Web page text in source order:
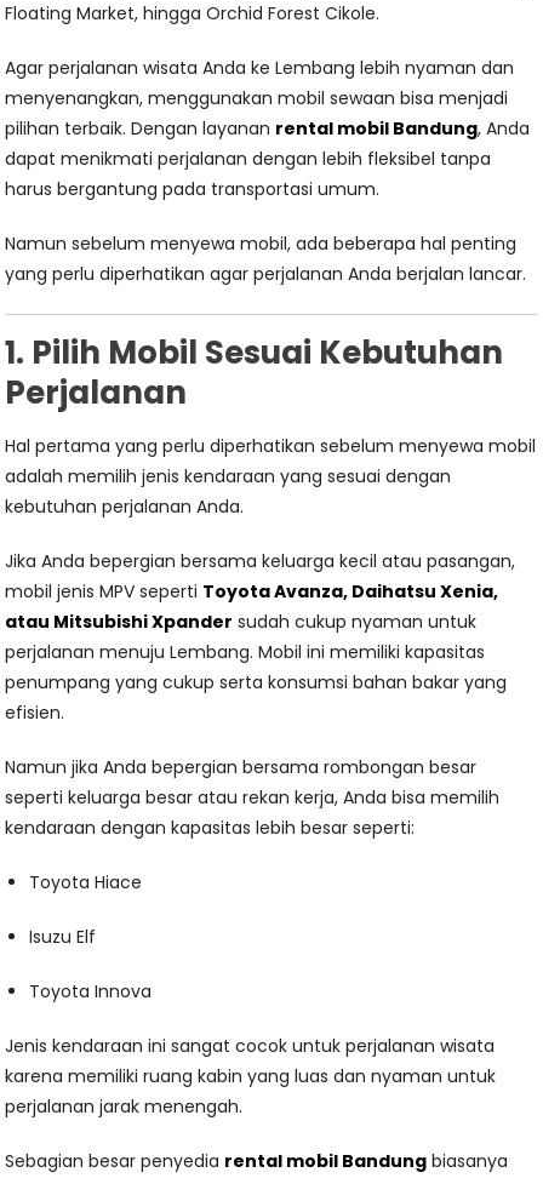
Floating Market, hingga Orchid Forest Cikole.
Agar perjalanan wisata Anda ke Lembang lebih nyaman dan
menyenangkan, menggunakan mobil sewaan bisa menjadi
pilihan terbaik. Dengan layanan rental mobil Bandung, Anda
dapat menikmati perjalanan dengan lebih fleksibel tanpa
harus bergantung pada transportasi umum.
Namun sebelum menyewa mobil, ada beberapa hal penting
yang perlu diperhatikan agar perjalanan Anda berjalan lancar.
1. Pilih Mobil Sesuai Kebutuhan
Perjalanan
Hal pertama yang perlu diperhatikan sebelum menyewa mobil
adalah memilih jenis kendaraan yang sesuai dengan
kebutuhan perjalanan Anda.
Jika Anda bepergian bersama keluarga kecil atau pasangan,
mobil jenis MPV seperti Toyota Avanza, Daihatsu Xenia,
atau Mitsubishi Xpander sudah cukup nyaman untuk
perjalanan menuju Lembang. Mobil ini memiliki kapasitas
penumpang yang cukup serta konsumsi bahan bakar yang
efisien.
Namun jika Anda bepergian bersama rombongan besar
seperti keluarga besar atau rekan kerja, Anda bisa memilih
kendaraan dengan kapasitas lebih besar seperti:
Toyota Hiace
Isuzu Elf
Toyota Innova
Jenis kendaraan ini sangat cocok untuk perjalanan wisata
karena memiliki ruang kabin yang luas dan nyaman untuk
perjalanan jarak menengah.
Sebagian besar penyedia rental mobil Bandung biasanya